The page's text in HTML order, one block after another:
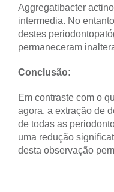
Aggregatibacter
intermedia. No
destes
permaneceram
Conclusão:
Em contraste com o
agora, a extração de
de todas as
uma redução
desta observação